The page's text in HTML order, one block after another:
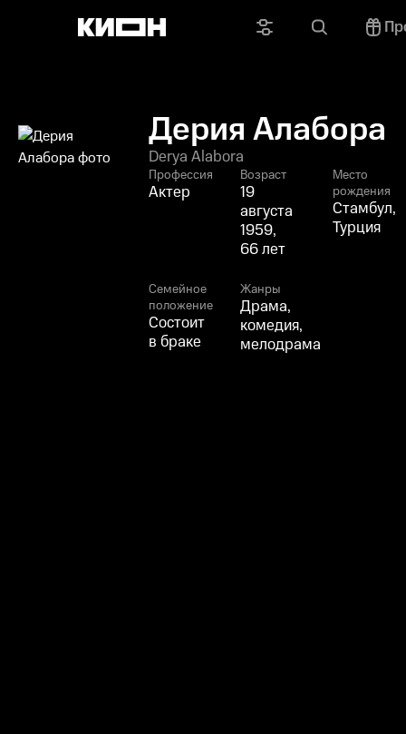
Дерия Алабора
Derya Alabora
Профессия
Актер
Возраст
19
августа
1959,
66 лет
Место
рождения
Стамбул,
Турция
Семейное
положение
Состоит
в браке
Жанры
Драма,
комедия,
мелодрама